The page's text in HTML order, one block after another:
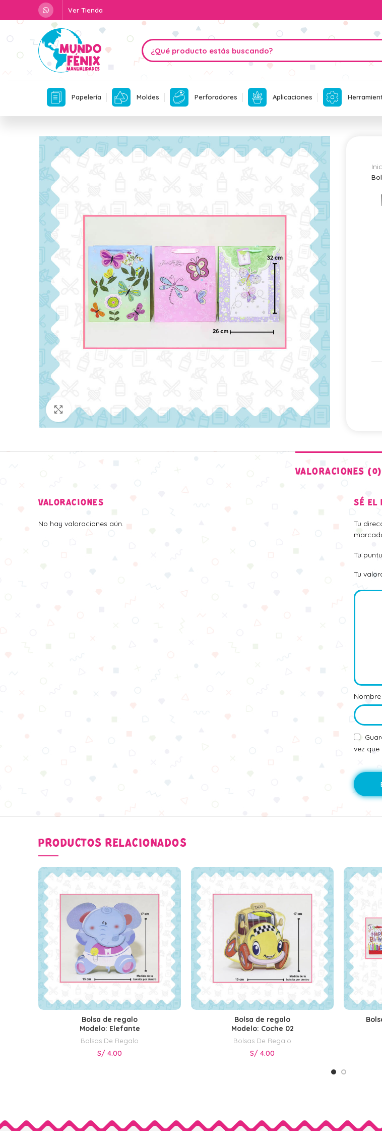
Ver Tienda
Papelería Moldes Perforadores Aplicaciones
Click para agrandar
VALORACIONES (0)
VALORACIONES
No hay valoraciones aún.
SÉ EL
Tu
Tu
Tu
Nombre
vez que
PRODUCTOS RELACIONADOS
SELECCIONAR OPCIONES
Bolsa de regalo
Modelo: Elefante
Bolsas De Regalo
S/ 4.00
SELECCIONAR OPCIONES
Bolsa de regalo
Modelo: Coche 02
Bolsas De Regalo
S/ 4.00